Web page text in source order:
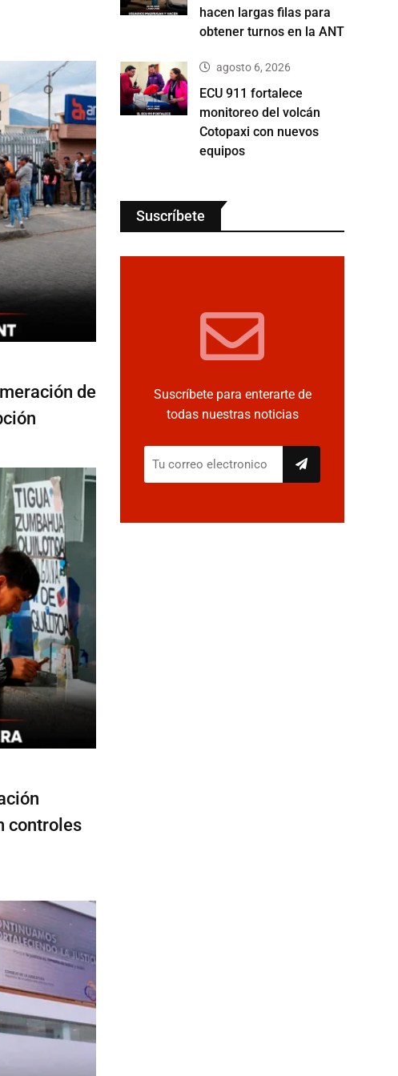
de
controles
hacen largas filas para
obtener turnos en la ANT
agosto 6, 2026
ECU 911 fortalece
monitoreo del volcán
Cotopaxi con nuevos
equipos
Suscríbete
Suscríbete para enterarte de
todas nuestras noticias